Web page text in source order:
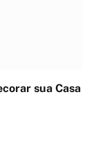
sua Casa